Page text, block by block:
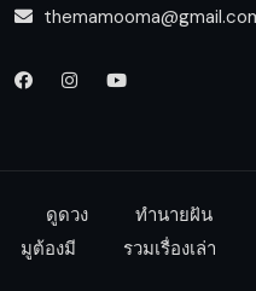
ดูดวง ทำนายฝัน
มูต้องมี
รวมเรื่องเล่า